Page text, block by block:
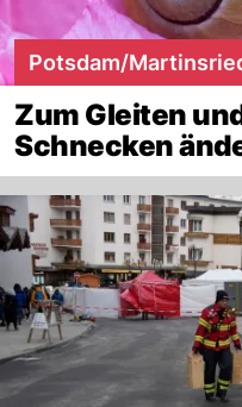
Potsdam/
Zum Gleiten
Schnecken